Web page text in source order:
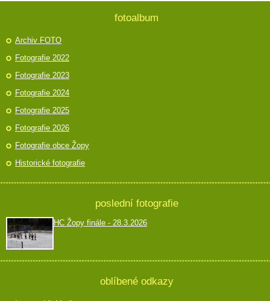
fotoalbum
Archiv FOTO
Fotografie 2022
Fotografie 2023
Fotografie 2024
Fotografie 2025
Fotografie 2026
Fotografie obce Žopy
Historické fotografie
poslední fotografie
HC Žopy finále - 28.3.2026
oblíbené odkazy